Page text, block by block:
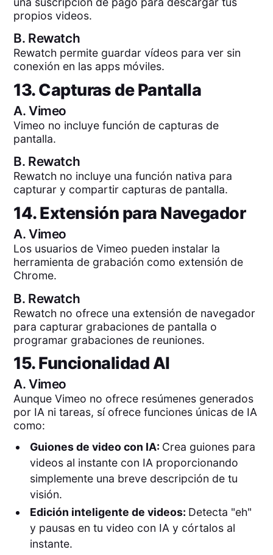
propios videos.
B. Rewatch
Rewatch permite guardar vídeos para ver sin
conexión en las apps móviles.
13. Capturas de Pantalla
A.Vimeo
Vimeo no incluye función de capturas de
pantalla.
B. Rewatch
Rewatch no incluye una función nativa para
capturar y compartir capturas de pantalla.
14. Extensión para Navegador
A.Vimeo
Los usuarios de Vimeo pueden instalar la
herramienta de grabación como extensión de
Chrome.
B. Rewatch
Rewatch no ofrece una extensión de navegador
para capturar grabaciones de pantalla o
programar grabaciones de reuniones.
15. Funcionalidad AI
A.Vimeo
Aunque Vimeo no ofrece resúmenes generados
por IA ni tareas, sí ofrece funciones únicas de IA
como:
Guiones de video con IA: Crea guiones para
videos al instante con IA proporcionando
simplemente una breve descripción de tu
visión.
Edición inteligente de videos: Detecta "eh"
y pausas en tu video con IA y córtalos al
instante.